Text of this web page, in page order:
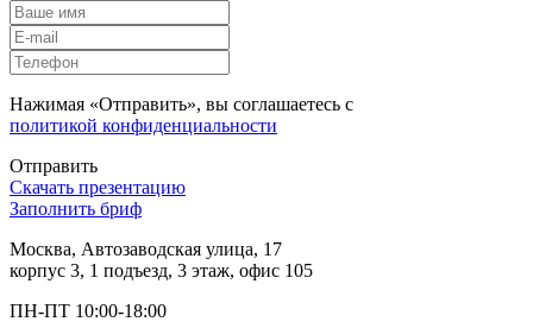
Нажимая «Отправить», вы соглашаетесь с
политикой конфиденциальности
Отправить
Скачать презентацию
Заполнить бриф
Москва, Автозаводская улица, 17
корпус 3, 1 подъезд, 3 этаж, офис 105
ПН-ПТ 10:00-18:00